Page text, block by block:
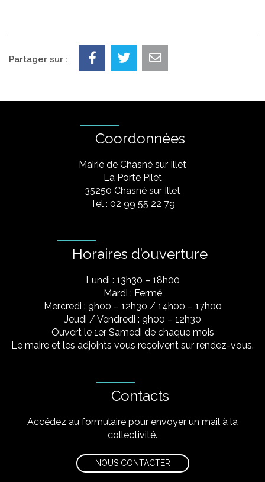
Partager sur :
Coordonnées
Mairie de Chasné sur Illet
La Porte Pilet
35250 Chasné sur Illet
Tel : 02 99 55 22 79
Horaires d’ouverture
Lundi : 13h30 – 18h00
Mardi : Fermé
Mercredi : 9h00 – 12h30 / 14h00 – 17h00
Jeudi / Vendredi : 9h00 – 12h30
Ouvert le 1er Samedi de chaque mois
Le maire et les adjoints vous reçoivent sur rendez-vous.
Contacts
Accédez au formulaire pour envoyer un mail à la
collectivité.
NOUS CONTACTER